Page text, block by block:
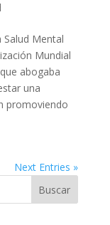
Salud Mental
Mundial
abogaba
una
promoviendo
Next Entries »
Buscar